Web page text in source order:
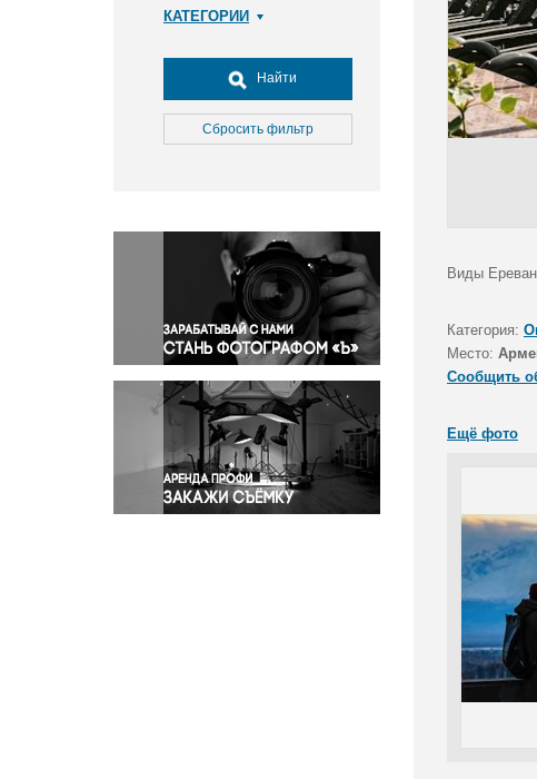
КАТЕГОРИИ
Досуг, туризм и отдых
Культура
Медицина
Окружающая среда
Политика
Правосудие
Происшествия и конфликты
Религия
Светская жизнь
Спорт
Экология
Экономика и бизнес
Найти
Сбросить фильтр
Виды
Категория:
Место:
Сообщить
Ещё фото